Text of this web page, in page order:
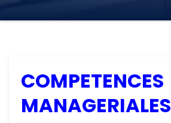
COMPETENCES
MANAGERIALES